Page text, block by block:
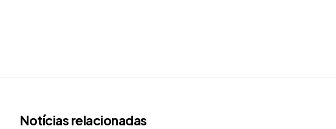
Notícias relacionadas